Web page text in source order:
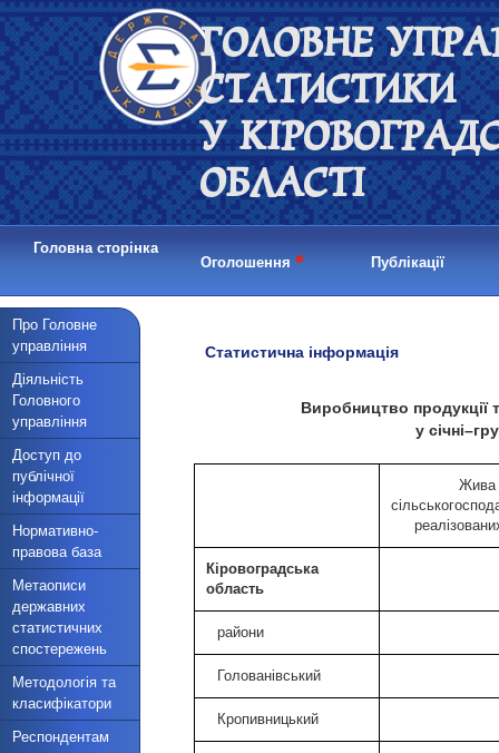
ГОЛОВНЕ
СТАТИСТИКИ
У
ОБЛАСТІ
Головна сторінка
Оголошення • Публікації
Про Головне
управління
Діяльність
Головного
управління
Доступ до
публічної
інформації
Нормативно-
правова база
Метаописи
державних
статистичних
спостережень
Методологія та
класифікатори
Респондентам
Статистична інформація
Виробництво продукції
у
Жива
Кіровоградська
область
райони
Голованівський
Кропивницький